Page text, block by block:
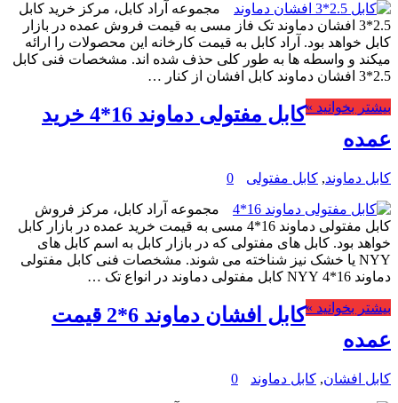
مجموعه آراد کابل، مرکز خرید کابل
2.5*3 افشان دماوند تک فاز مسی به قیمت فروش عمده در بازار
کابل خواهد بود. آراد کابل به قیمت کارخانه این محصولات را ارائه
میکند و واسطه ها به طور کلی حذف شده اند. مشخصات فنی کابل
2.5*3 افشان دماوند کابل افشان از کنار …
بیشتر بخوانید »
کابل مفتولی دماوند 16*4 خرید
عمده
کابل دماوند, کابل مفتولی 0
مجموعه آراد کابل، مرکز فروش
کابل مفتولی دماوند 16*4 مسی به قیمت خرید عمده در بازار کابل
خواهد بود. کابل های مفتولی که در بازار کابل به اسم کابل های
NYY یا خشک نیز شناخته می شوند. مشخصات فنی کابل مفتولی
دماوند 16*4 NYY کابل مفتولی دماوند در انواع تک …
بیشتر بخوانید »
کابل افشان دماوند 6*2 قیمت
عمده
کابل افشان, کابل دماوند 0